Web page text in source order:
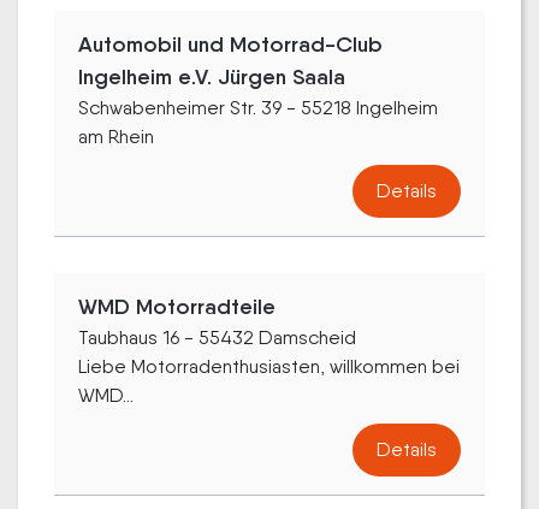
Automobil und Motorrad-Club
Ingelheim e.V. Jürgen Saala
Schwabenheimer Str. 39 - 55218 Ingelheim
am Rhein
Details
WMD Motorradteile
Taubhaus 16 - 55432 Damscheid
Liebe Motorradenthusiasten, willkommen bei
WMD...
Details